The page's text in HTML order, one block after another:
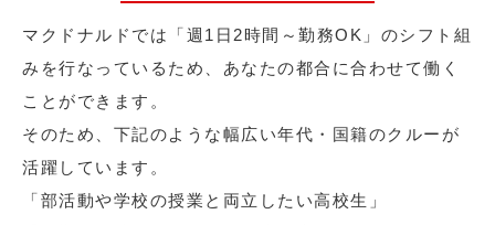
マクドナルドでは「週1日2時間～勤務OK」のシフト組
みを行なっているため、あなたの都合に合わせて働く
ことができます。
そのため、下記のような幅広い年代・国籍のクルーが
活躍しています。
「部活動や学校の授業と両立したい高校生」